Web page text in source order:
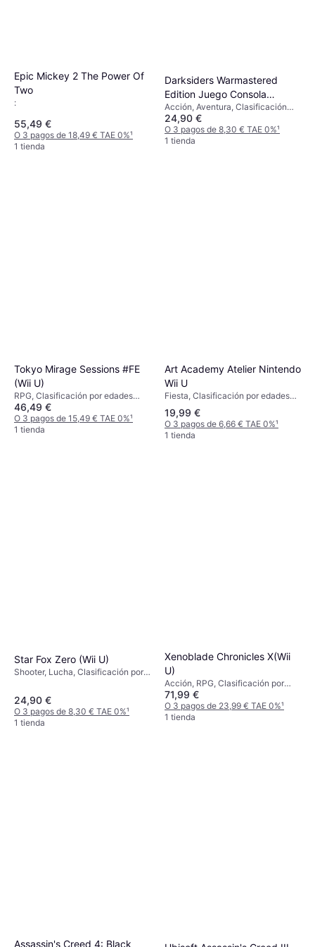
Epic Mickey 2 The Power Of
Two
:
55,49 €
O 3 pagos de 18,49 € TAE 0%¹
1 tienda
Darksiders Warmastered
Edition Juego Consola
Nintendo Wii U
Acción, Aventura, Clasificación
por edades PEGI: 16
24,90 €
O 3 pagos de 8,30 € TAE 0%¹
1 tienda
Tokyo Mirage Sessions #FE
(Wii U)
RPG, Clasificación por edades
PEGI: 16
46,49 €
O 3 pagos de 15,49 € TAE 0%¹
1 tienda
Art Academy Atelier Nintendo
Wii U
Fiesta, Clasificación por edades
PEGI: 3
19,99 €
O 3 pagos de 6,66 € TAE 0%¹
1 tienda
Star Fox Zero (Wii U)
Shooter, Lucha, Clasificación por
24,90 €
O 3 pagos de 8,30 € TAE 0%¹
1 tienda
Xenoblade Chronicles X(Wii
U)
Acción, RPG, Clasificación por
edades PEGI: 12
71,99 €
O 3 pagos de 23,99 € TAE 0%¹
1 tienda
Assassin's Creed 4: Black